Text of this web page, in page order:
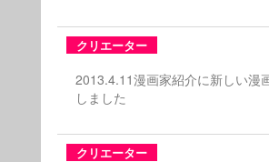
クリエーター
2013.4.11漫画家紹介に新しい漫
しました
クリエーター